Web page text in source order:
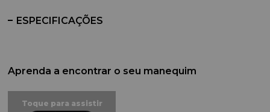
ESPECIFICAÇÕES
Aprenda a encontrar o seu manequim